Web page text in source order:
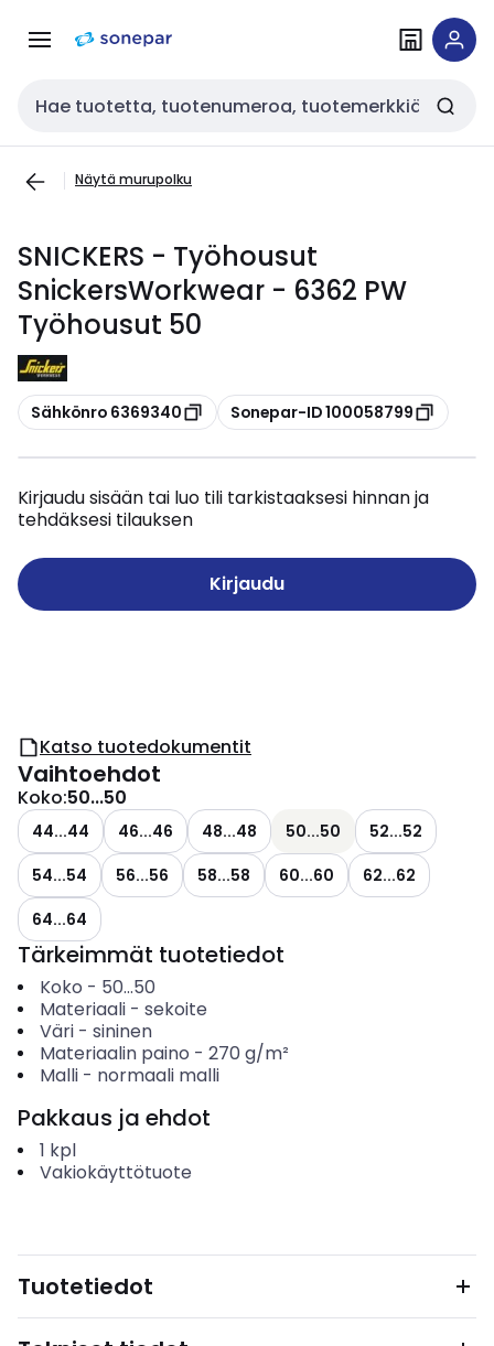
navigointiinsisältöön
Haku
Näytä murupolku
SNICKERS - Työhousut
SnickersWorkwear - 6362 PW
Työhousut 50
Kopioi
Sähkönro 6369340 Kopioi
Sonepar-ID 100058799
Kirjaudu sisään tai luo tili tarkistaaksesi hinnan ja
tehdäksesi tilauksen
Kirjaudu
Katso tuotedokumentit
Vaihtoehdot
Koko:50...50
44...44 46...46 48...48 50...50
52...52
54...54
56...56 58...58 60...60
62...62
64...64
Tärkeimmät tuotetiedot
Koko - 50...50
Materiaali- sekoite
Väri- sininen
Materiaalin paino - 270 g/m²
Malli- normaali malli
Pakkaus ja ehdot
1 kpl
Vakiokäyttötuote
Tuotetiedot